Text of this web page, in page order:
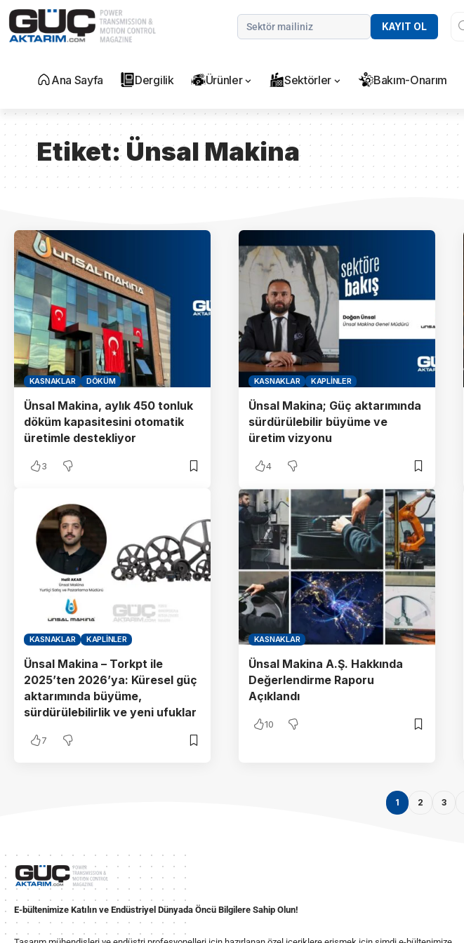
KAYIT OL
Ana Sayfa Dergilik Ürünler Sektörler Bakım-Onarım
Etiket:Ünsal Makina
KASNAKLAR DÖKÜM
Ünsal Makina, aylık 450 tonluk
döküm kapasitesini otomatik
üretimle destekliyor
3
KASNAKLAR KAPLINLER
Ünsal Makina; Güç aktarımında
sürdürülebilir büyüme ve
üretim vizyonu
4
KASNAKLAR KAPLINLER
Ünsal Makina – Torkpt ile
2025’ten 2026’ya: Küresel güç
aktarımında büyüme,
sürdürülebilirlik ve yeni ufuklar
7
KASNAKLAR
Ünsal Makina A.Ş. Hakkında
Değerlendirme Raporu
Açıklandı
10
1 2 3
E-bültenimize Katılın ve Endüstriyel Dünyada Öncü Bilgilere Sahip Olun!